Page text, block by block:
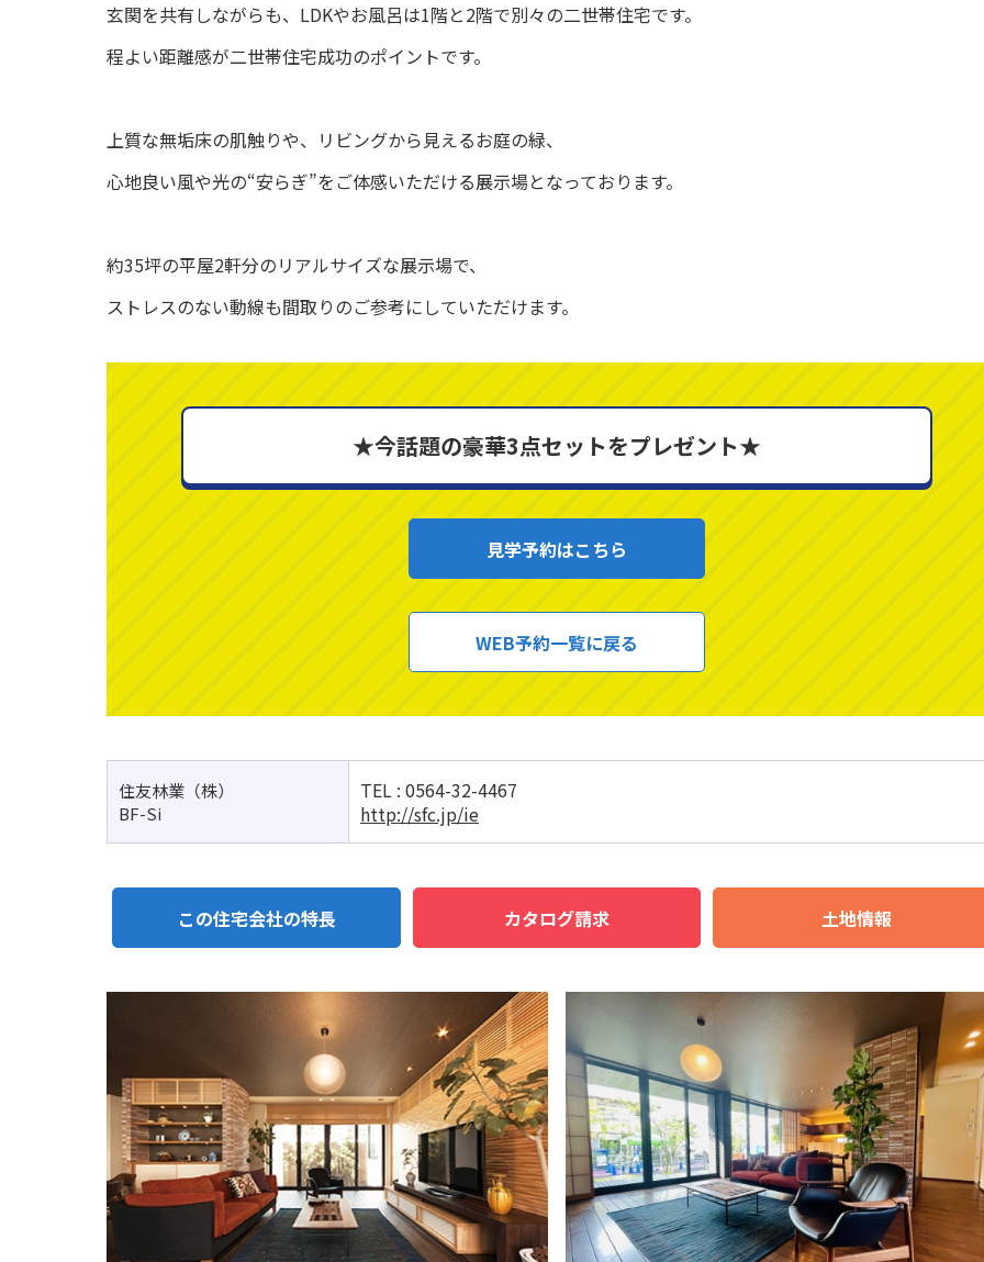
玄関を共有しながらも、LDKやお風呂は1階と2階で別々の二世帯住宅です。
程よい距離感が二世帯住宅成功のポイントです。
上質な無垢床の肌触りや、リビングから見えるお庭の緑、
心地良い風や光の“安らぎ”をご体感いただける展示場となっております。
約35坪の平屋2軒分のリアルサイズな展示場で、
ストレスのない動線も間取りのご参考にしていただけます。
★今話題の豪華3点セットをプレゼント★
見学予約はこちら
WEB予約一覧に戻る
住友林業（株）
BF-Si
TEL : 0564-32-4467
http://sfc.jp/ie
この住宅会社の特長 カタログ請求 土地情報